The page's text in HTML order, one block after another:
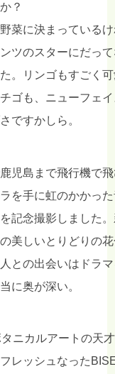
か？
菜に決まっている
ツのスターにだっ
。リンゴもすごく
ゴも、ニューフェ
ですかしら。
児島まで飛行機で
を手に虹のかかっ
記念撮影しました
美しいとりどりの
との出会いはドラ
に奥が深い。
ニカルアートの天
レッシュなった